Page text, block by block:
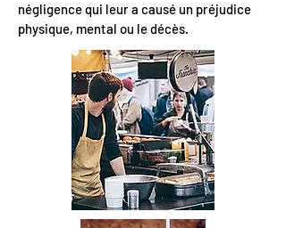
négligence qui leur a causé un préjudice
physique, mental ou le décès.